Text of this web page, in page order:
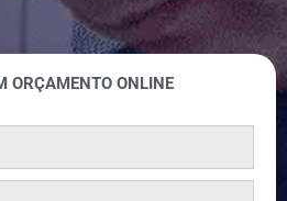
ORÇAMENTO ONLINE